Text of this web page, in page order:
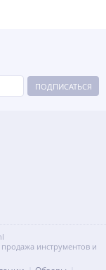
ПОДПИСАТЬСЯ
инструментов и